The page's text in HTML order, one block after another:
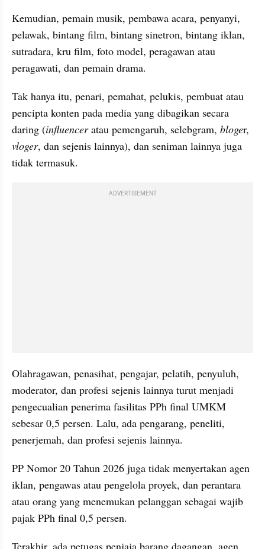
Kemudian, pemain musik, pembawa acara, penyanyi,
pelawak, bintang film, bintang sinetron, bintang iklan,
sutradara, kru film, foto model, peragawan atau
peragawati, dan pemain drama.
Tak hanya itu, penari, pemahat, pelukis, pembuat atau
pencipta konten pada media yang dibagikan secara
daring (influencer atau pemengaruh, selebgram, bloge
vloger, dan sejenis lainnya), dan seniman lainnya juga
tidak termasuk.
ADVERTISEMENT
Olahragawan, penasihat, pengajar, pelatih, penyuluh,
moderator, dan profesi sejenis lainnya turut menjadi
pengecualian penerima fasilitas PPh final UMKM
sebesar 0,5 persen. Lalu, ada pengarang, peneliti,
penerjemah, dan profesi sejenis lainnya.
PP Nomor 20 Tahun 2026 juga tidak menyertakan agen
iklan, pengawas atau pengelola proyek, dan perantara
atau orang yang menemukan pelanggan sebagai wajib
pajak PPh final 0,5 persen.
Terakhir, ada petugas penjaja barang dagangan, agen